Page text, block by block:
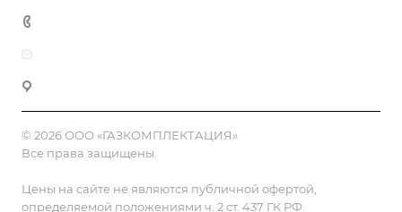
© 2026 ООО «ГАЗКОМПЛЕКТАЦИЯ»
Все права защищены.
Цены на сайте не являются публичной офертой,
определяемой положениями ч. 2 ст. 437 ГК РФ.